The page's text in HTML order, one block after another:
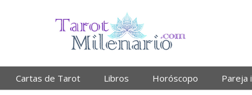
Cartas de Tarot Libros Horóscopo Pareja